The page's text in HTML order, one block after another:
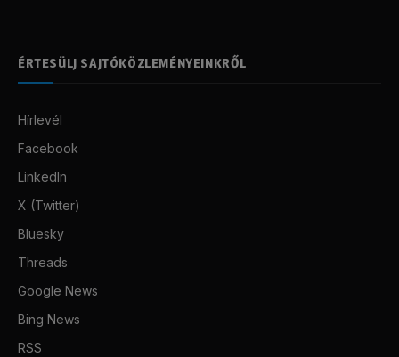
ÉRTESÜLJ SAJTÓKÖZLEMÉNYEINKRŐL
Hírlevél
Facebook
LinkedIn
X (Twitter)
Bluesky
Threads
Google News
Bing News
RSS